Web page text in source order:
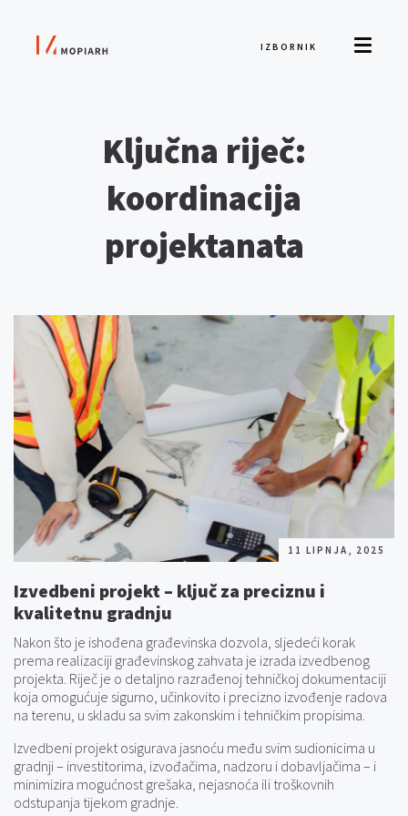
IZBORNIK
Ključna riječ:
koordinacija
projektanata
11 LIPNJA, 2025
Izvedbeni projekt – ključ za preciznu i
kvalitetnu gradnju
Nakon što je ishođena građevinska dozvola, sljedeći korak
prema realizaciji građevinskog zahvata je izrada izvedbenog
projekta. Riječ je o detaljno razrađenoj tehničkoj dokumentaciji
koja omogućuje sigurno, učinkovito i precizno izvođenje radova
na terenu, u skladu sa svim zakonskim i tehničkim propisima.
Izvedbeni projekt osigurava jasnoću među svim sudionicima u
gradnji – investitorima, izvođačima, nadzoru i dobavljačima – i
minimizira mogućnost grešaka, nejasnoća ili troškovnih
odstupanja tijekom gradnje.